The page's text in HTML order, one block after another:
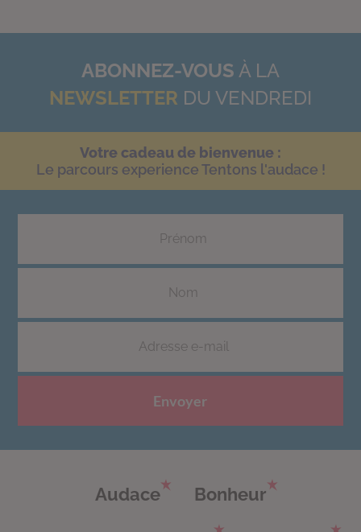
ABONNEZ-VOUS À LA
NEWSLETTER DU VENDREDI
Votre cadeau de bienvenue :
Le parcours experience Tentons l'audace !
Envoyer
Audace Bonheur